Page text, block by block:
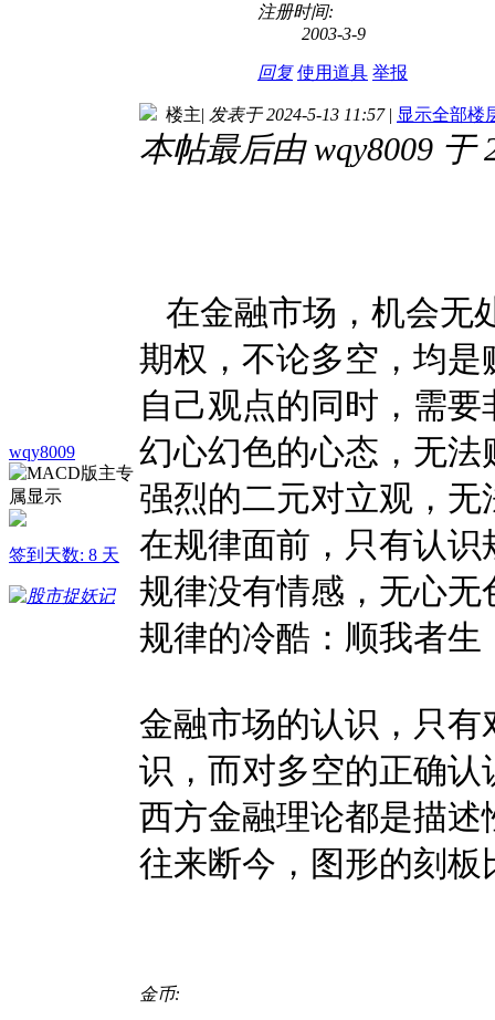
注册时间:
2003-3-9
回复 使用道具 举报
wqy8009
签到天数: 8 天
楼主| 发表于 2024-5-13 11:57 | 显示全部楼
本帖最后由 wqy8009 于
在金融市场，机会无
期权，不论多空，均
自己观点的同时，需
幻心幻色的心态，无
强烈的二元对立观，
在规律面前，只有认
规律没有情感，无心
规律的冷酷：顺我者生
金融市场的认识，只
识，而对多空的正确
西方金融理论都是描
往来断今，图形的刻
金币: